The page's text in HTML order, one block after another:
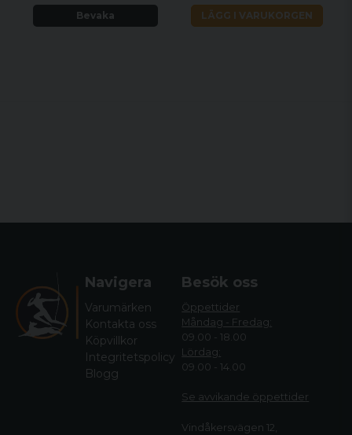
Bevaka LÄGG I VARUKORGEN
Navigera
Varumärken
Kontakta oss
Köpvillkor
Integritetspolicy
Blogg
Besök oss
Öppettider
Måndag - Fredag:
09.00 - 18.00
Lördag:
09.00 - 14.00
Se avvikande öppettider
Vindåkersvägen 12,